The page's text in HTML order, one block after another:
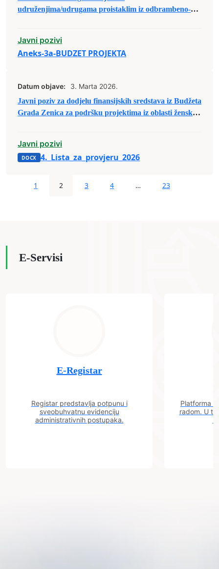
udruženjima/udrugama proistaklim iz odbrambeno-
Javni pozivi
Aneks-3a-BUDZET PROJEKTA
Datum objave:
3. Marta 2026.
Javni poziv za dodjelu finansijskih sredstava iz Budžeta
Grada Zenica za podršku projektima iz oblasti ženskog
Javni pozivi
4._Lista_za_provjeru_2026
1 2 3 4 … 23
E-Servisi
E-Registar
Registar predstavlja potpunu i
sveobuhvatnu evidenciju
administrativnih postupaka.
Platforma
radom. U